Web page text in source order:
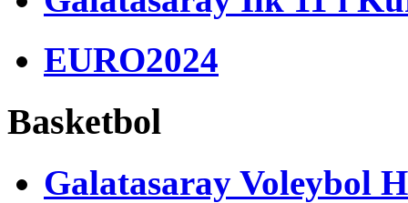
EURO2024
Basketbol
Galatasaray Voleybol